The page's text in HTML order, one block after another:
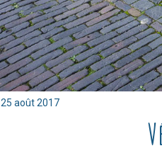
25 août 2017